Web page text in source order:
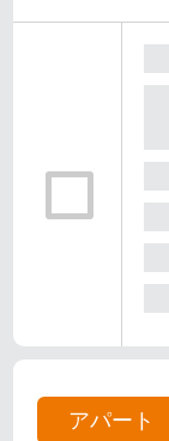
アパート